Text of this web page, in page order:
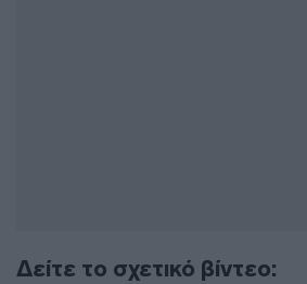
Δείτε το σχετικό βίντεο: